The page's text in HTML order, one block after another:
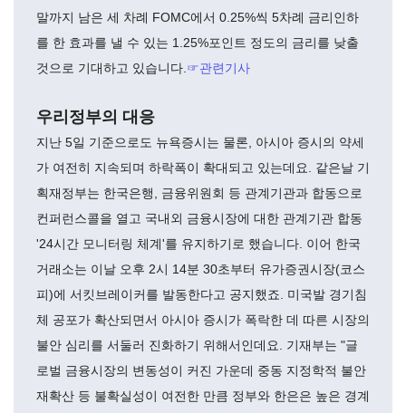
말까지 남은 세 차례 FOMC에서 0.25%씩 5차례 금리인하
를 한 효과를 낼 수 있는 1.25%포인트 정도의 금리를 낮출
것으로 기대하고 있습니다. ☞관련기사
우리정부의 대응
지난 5일 기준으로도 뉴욕증시는 물론, 아시아 증시의 약세
가 여전히 지속되며 하락폭이 확대되고 있는데요. 같은날 기
획재정부는 한국은행, 금융위원회 등 관계기관과 합동으로
컨퍼런스콜을 열고 국내외 금융시장에 대한 관계기관 합동
'24시간 모니터링 체계'를 유지하기로 했습니다. 이어 한국
거래소는 이날 오후 2시 14분 30초부터 유가증권시장(코스
피)에 서킷브레이커를 발동한다고 공지했죠. 미국발 경기침
체 공포가 확산되면서 아시아 증시가 폭락한 데 따른 시장의
불안 심리를 서둘러 진화하기 위해서인데요. 기재부는 "글
로벌 금융시장의 변동성이 커진 가운데 중동 지정학적 불안
재확산 등 불확실성이 여전한 만큼 정부와 한은은 높은 경계